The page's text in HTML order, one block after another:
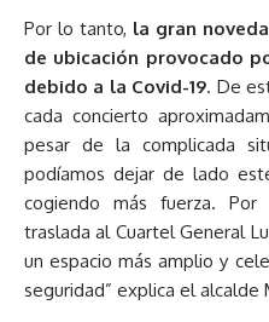
Por lo tanto, la gran
de ubicación provocado
debido a la Covid-19. De
cada concierto
pesar de la complicada
podíamos dejar de lado
cogiendo más fuerza.
traslada al Cuartel General
un espacio más amplio y
seguridad” explica el alcalde